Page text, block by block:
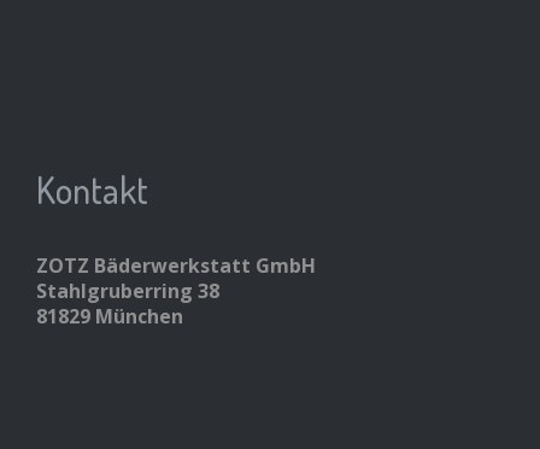
Kontakt
ZOTZ Bäderwerkstatt GmbH
Stahlgruberring 38
81829 München